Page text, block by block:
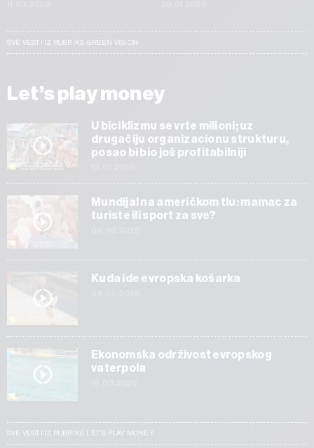
SVE VESTI IZ RUBRIKE GREEN VISION
Let’s play money
U biciklizmu se vrte milioni; uz
drugačiju organizacionu strukturu,
posao bi bio još profitabilniji
Mundijal na američkom tlu: mamac za
turiste ili sport za sve?
Kuda ide evropska košarka
Ekonomska održivost evropskog
vaterpola
SVE VESTI IZ RUBRIKE LET’S PLAY MONEY